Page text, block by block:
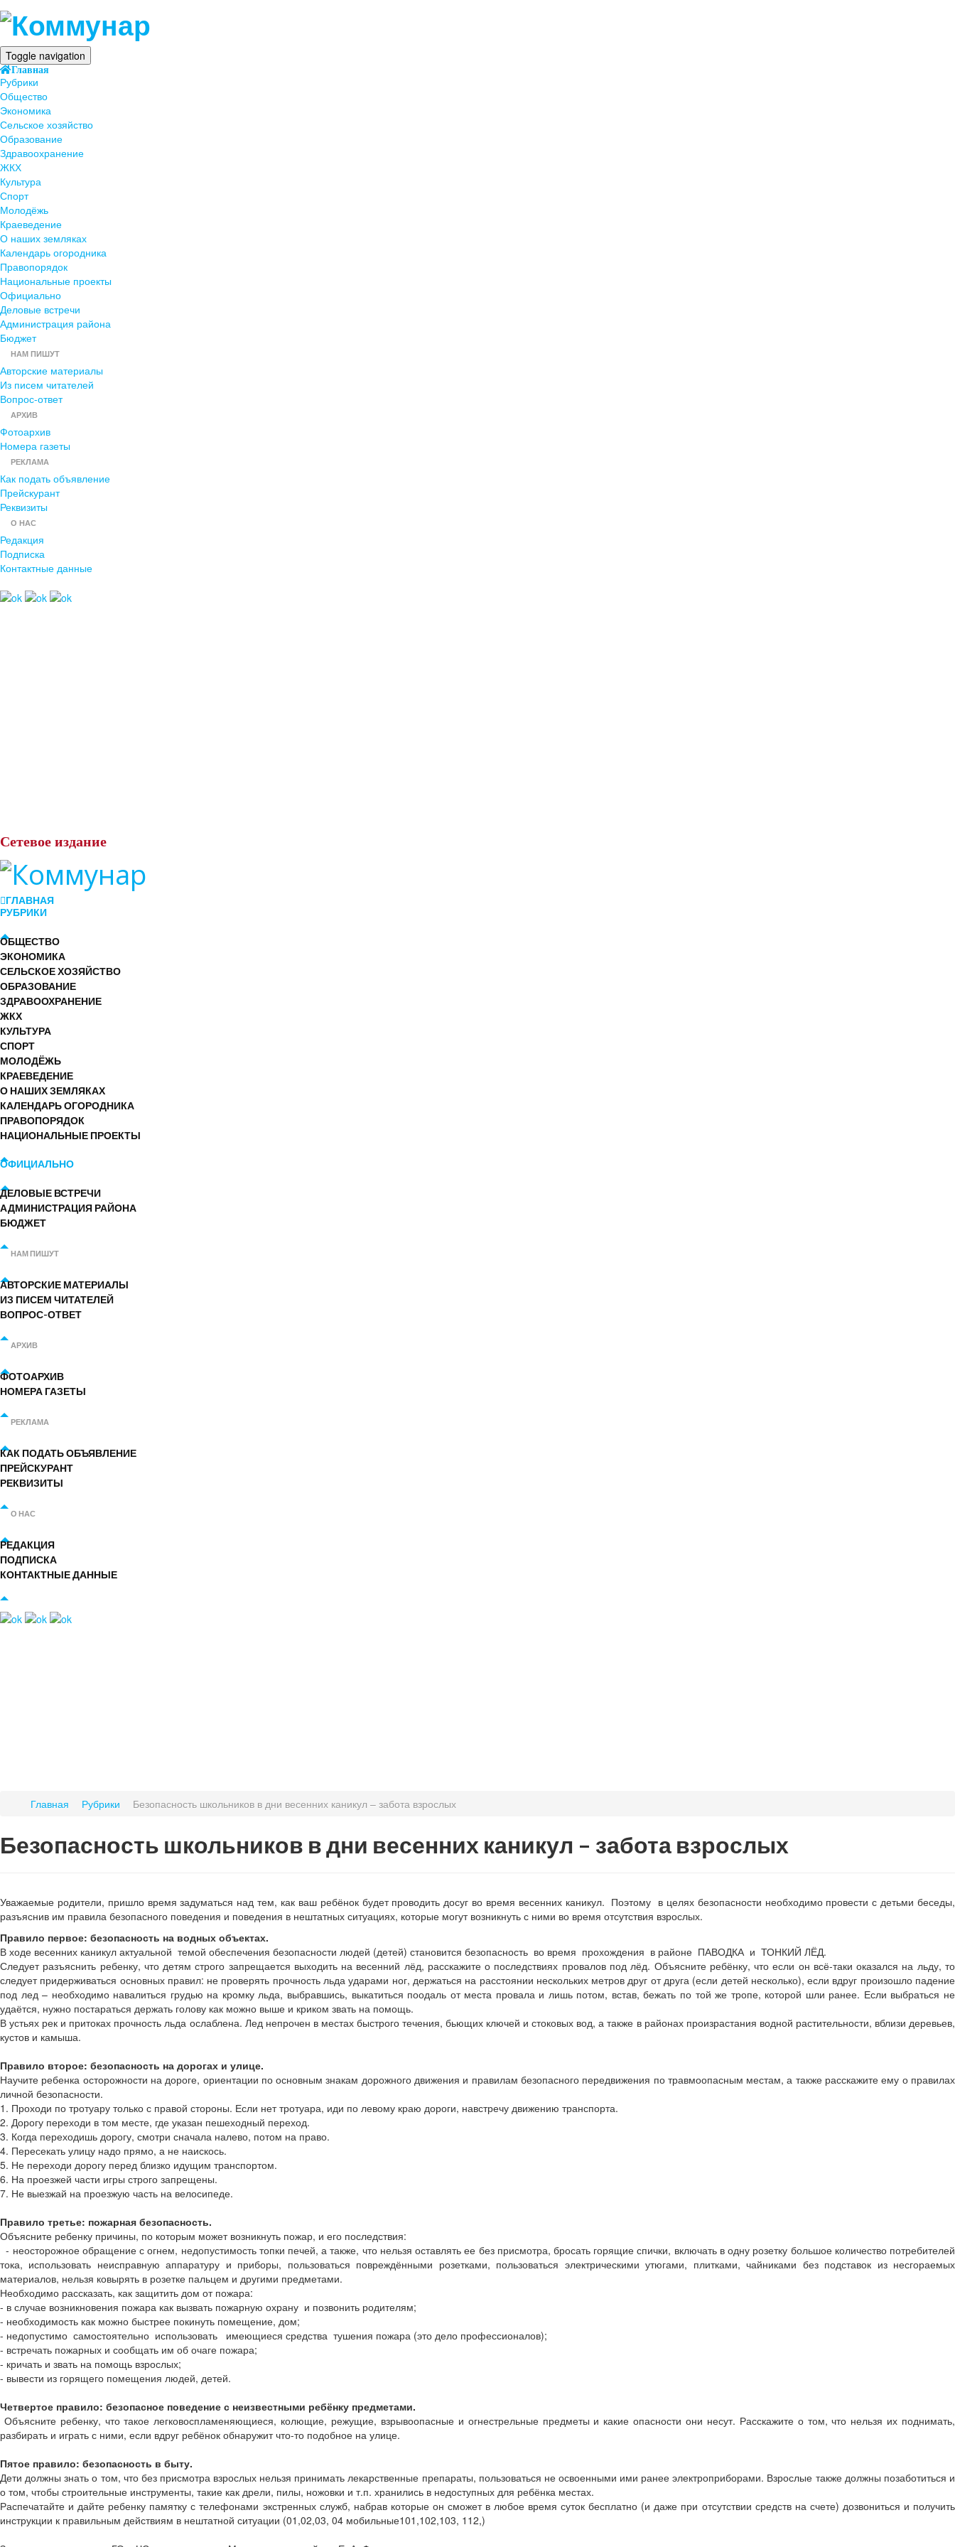
Toggle navigation
Главная
Рубрики
Общество
Экономика
Сельское хозяйство
Образование
Здравоохранение
ЖКХ
Культура
Спорт
Молодёжь
Краеведение
О наших земляках
Календарь огородника
Правопорядок
Национальные проекты
Официально
Деловые встречи
Администрация района
Бюджет
НАМ ПИШУТ
Авторские материалы
Из писем читателей
Вопрос-ответ
АРХИВ
Фотоархив
Номера газеты
РЕКЛАМА
Как подать объявление
Прейскурант
Реквизиты
О НАС
Редакция
Подписка
Контактные данные
Сетевое издание
ГЛАВНАЯ
РУБРИКИ
ОБЩЕСТВО
ЭКОНОМИКА
СЕЛЬСКОЕ ХОЗЯЙСТВО
ОБРАЗОВАНИЕ
ЗДРАВООХРАНЕНИЕ
ЖКХ
КУЛЬТУРА
СПОРТ
МОЛОДЁЖЬ
КРАЕВЕДЕНИЕ
О НАШИХ ЗЕМЛЯКАХ
КАЛЕНДАРЬ ОГОРОДНИКА
ПРАВОПОРЯДОК
НАЦИОНАЛЬНЫЕ ПРОЕКТЫ
ОФИЦИАЛЬНО
ДЕЛОВЫЕ ВСТРЕЧИ
АДМИНИСТРАЦИЯ РАЙОНА
БЮДЖЕТ
НАМ ПИШУТ
АВТОРСКИЕ МАТЕРИАЛЫ
ИЗ ПИСЕМ ЧИТАТЕЛЕЙ
ВОПРОС-ОТВЕТ
АРХИВ
ФОТОАРХИВ
НОМЕРА ГАЗЕТЫ
РЕКЛАМА
КАК ПОДАТЬ ОБЪЯВЛЕНИЕ
ПРЕЙСКУРАНТ
РЕКВИЗИТЫ
О НАС
РЕДАКЦИЯ
ПОДПИСКА
КОНТАКТНЫЕ ДАННЫЕ
Главная Рубрики Безопасность школьников в дни весенних каникул – забота взрослых
Безопасность школьников в дни весенних каникул – забота взрослых
Уважаемые родители, пришло время задуматься над тем, как ваш ребёнок будет проводить досуг во время весенних каникул. Поэтому в целях безопасности необходимо провести с детьми беседы,
разъяснив им правила безопасного поведения и поведения в нештатных ситуациях, которые могут возникнуть с ними во время отсутствия взрослых.
Правило первое: безопасность на водных объектах.
В ходе весенних каникул актуальной темой обеспечения безопасности людей (детей) становится безопасность во время прохождения в районе ПАВОДКА и ТОНКИЙ ЛЁД.
Следует разъяснить ребенку, что детям строго запрещается выходить на весенний лёд, расскажите о последствиях провалов под лёд. Объясните ребёнку, что если он всё-таки оказался на льду, то
следует придерживаться основных правил: не проверять прочность льда ударами ног, держаться на расстоянии нескольких метров друг от друга (если детей несколько), если вдруг произошло падение
под лед – необходимо навалиться грудью на кромку льда, выбравшись, выкатиться поодаль от места провала и лишь потом, встав, бежать по той же тропе, которой шли ранее. Если выбраться не
удаётся, нужно постараться держать голову как можно выше и криком звать на помощь.
В устьях рек и притоках прочность льда ослаблена. Лед непрочен в местах быстрого течения, бьющих ключей и стоковых вод, а также в районах произрастания водной растительности, вблизи деревьев,
кустов и камыша.
Правило второе: безопасность на дорогах и улице.
Научите ребенка осторожности на дороге, ориентации по основным знакам дорожного движения и правилам безопасного передвижения по травмоопасным местам, а также расскажите ему о правилах
личной безопасности.
1. Проходи по тротуару только с правой стороны. Если нет тротуара, иди по левому краю дороги, навстречу движению транспорта.
2. Дорогу переходи в том месте, где указан пешеходный переход.
3. Когда переходишь дорогу, смотри сначала налево, потом на право.
4. Пересекать улицу надо прямо, а не наискось.
5. Не переходи дорогу перед близко идущим транспортом.
6. На проезжей части игры строго запрещены.
7. Не выезжай на проезжую часть на велосипеде.
Правило третье: пожарная безопасность.
Объясните ребенку причины, по которым может возникнуть пожар, и его последствия:
- неосторожное обращение с огнем, недопустимость топки печей, а также, что нельзя оставлять ее без присмотра, бросать горящие спички, включать в одну розетку большое количество потребителей
тока, использовать неисправную аппаратуру и приборы, пользоваться повреждёнными розетками, пользоваться электрическими утюгами, плитками, чайниками без подставок из несгораемых
материалов, нельзя ковырять в розетке пальцем и другими предметами.
Необходимо рассказать, как защитить дом от пожара:
- в случае возникновения пожара как вызвать пожарную охрану и позвонить родителям;
- необходимость как можно быстрее покинуть помещение, дом;
- недопустимо самостоятельно использовать имеющиеся средства тушения пожара (это дело профессионалов);
- встречать пожарных и сообщать им об очаге пожара;
- кричать и звать на помощь взрослых;
- вывести из горящего помещения людей, детей.
Четвертое правило: безопасное поведение с неизвестными ребёнку предметами.
Объясните ребенку, что такое легковоспламеняющиеся, колющие, режущие, взрывоопасные и огнестрельные предметы и какие опасности они несут. Расскажите о том, что нельзя их поднимать,
разбирать и играть с ними, если вдруг ребёнок обнаружит что-то подобное на улице.
Пятое правило: безопасность в быту.
Дети должны знать о том, что без присмотра взрослых нельзя принимать лекарственные препараты, пользоваться не освоенными ими ранее электроприборами. Взрослые также должны позаботиться и
о том, чтобы строительные инструменты, такие как дрели, пилы, ножовки и т.п. хранились в недоступных для ребёнка местах.
Распечатайте и дайте ребенку памятку с телефонами экстренных служб, набрав которые он сможет в любое время суток бесплатно (и даже при отсутствии средств на счете) дозвониться и получить
инструкции к правильным действиям в нештатной ситуации (01,02,03, 04 мобильные101,102,103, 112,)